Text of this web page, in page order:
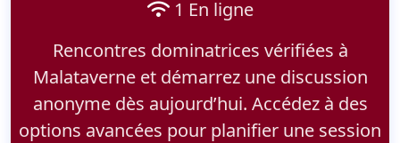
1 En ligne
Rencontres dominatrices vérifiées à
Malataverne et démarrez une discussion
anonyme dès aujourd’hui. Accédez à des
options avancées pour planifier une session